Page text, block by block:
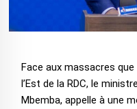
Face aux massacres
l’Est de la RDC, le
Mbemba, appelle à une